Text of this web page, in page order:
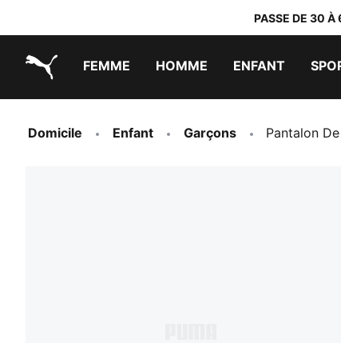
PASSE DE 30 À
FEMME HOMME ENFANT
Domicile Enfant Garçons Pantalon